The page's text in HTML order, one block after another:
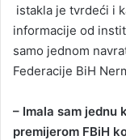
istakla je tvrdeći i
informacije od
samo jednom
Federacije BiH
– Imala sam jednu
premijerom FBiH